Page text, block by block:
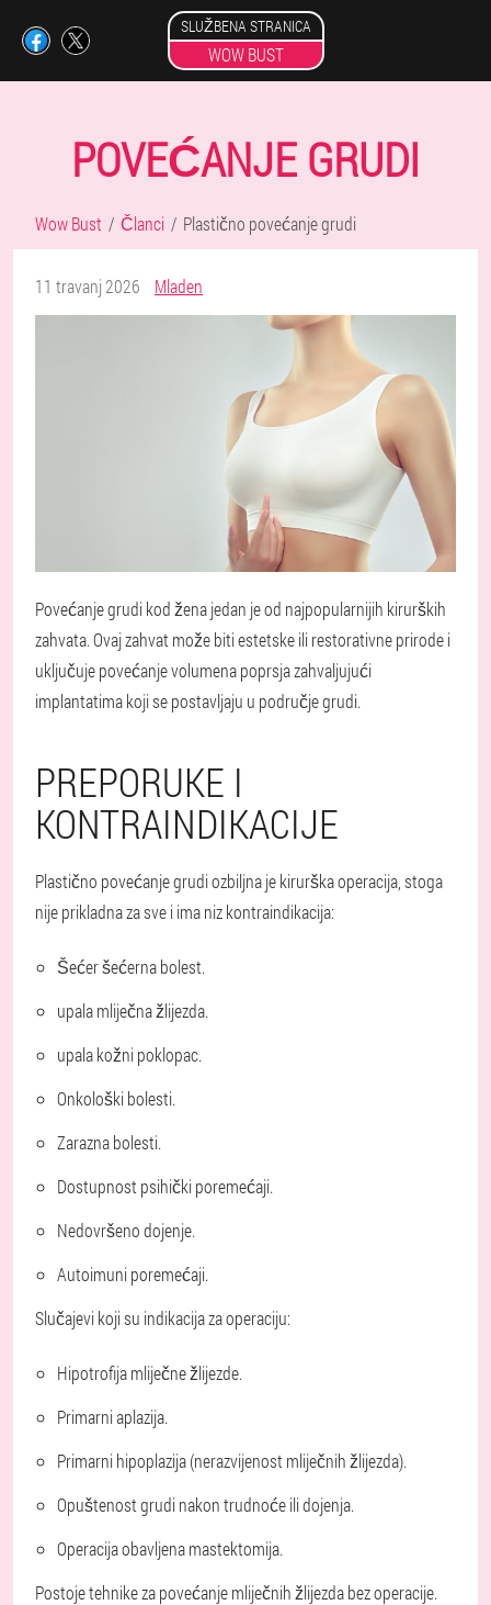
SLUŽBENA STRANICA
WOW BUST
POVEĆANJE GRUDI
Wow Bust Članci Plastično povećanje grudi
11 travanj 2026 Mladen
Povećanje grudi kod žena jedan je od najpopularnijih kirurških
zahvata. Ovaj zahvat može biti estetske ili restorativne prirode i
uključuje povećanje volumena poprsja zahvaljujući
implantatima koji se postavljaju u područje grudi.
PREPORUKE I
KONTRAINDIKACIJE
Plastično povećanje grudi ozbiljna je kirurška operacija, stoga
nije prikladna za sve i ima niz kontraindikacija:
Šećeršećerna bolest.
upalamliječna žlijezda.
upalakožni poklopac.
Onkološki bolesti.
Zaraznabolesti.
Dostupnost psihički poremećaji.
Nedovršenodojenje.
Autoimuni poremećaji.
Slučajevi koji su indikacija za operaciju:
Hipotrofijamliječne žlijezde.
Primarniaplazija.
Primarni hipoplazija(nerazvijenost mliječnih žlijezda).
Opuštenostgrudi nakon trudnoće ili dojenja.
Operacija obavljenamastektomija.
Postoje tehnike za povećanje mliječnih žlijezda bez operacije.